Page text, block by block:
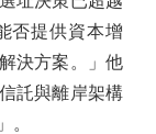
否提供資本增
決方案。」他
託與離岸架構
。